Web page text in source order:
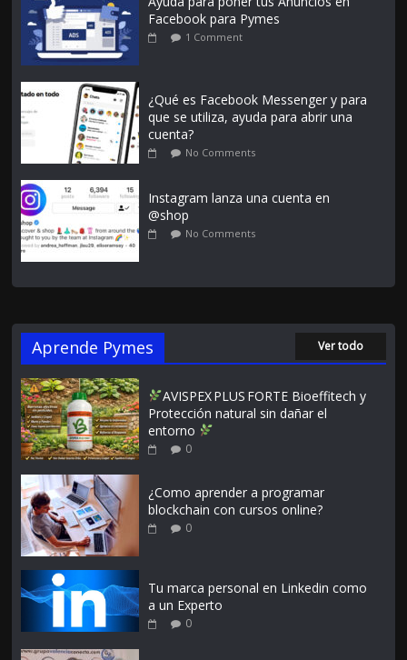
Facebook para Pymes
1 Comment
¿Qué es Facebook Messenger y para
que se utiliza, ayuda para abrir una
cuenta?
No Comments
Instagram lanza una cuenta en
@shop
No Comments
Aprende Pymes Ver todo
AVISPEX PLUS FORTE Bioeffitech y
Protección natural sin dañar el
entorno
0
¿Como aprender a programar
blockchain con cursos online?
0
Tu marca personal en Linkedin como
a un Experto
0